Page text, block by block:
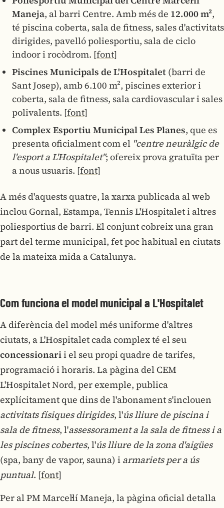
Maneja, al barri Centre. Amb més de 12.000 m²,
té piscina coberta, sala de fitness, sales d'activitats
dirigides, pavelló poliesportiu, sala de ciclo
indoor i rocòdrom. [font]
Piscines Municipals de L'Hospitalet (barri de
Sant Josep), amb 6.100 m², piscines exterior i
coberta, sala de fitness, sala cardiovascular i sales
polivalents. [font]
Complex Esportiu Municipal Les Planes, que es
presenta oficialment com el "centre neuràlgic de
l'esport a L'Hospitalet"; ofereix prova gratuïta per
a nous usuaris. [font]
A més d'aquests quatre, la xarxa publicada al web
inclou Gornal, Estampa, Tennis L'Hospitalet i altres
poliesportius de barri. El conjunt cobreix una gran
part del terme municipal, fet poc habitual en ciutats
de la mateixa mida a Catalunya.
Com funciona el model municipal a L'Hospitalet
A diferència del model més uniforme d'altres
ciutats, a L'Hospitalet cada complex té el seu
concessionarii el seu propi quadre de tarifes,
programació i horaris. La pàgina del CEM
L'Hospitalet Nord, per exemple, publica
explícitament que dins de l'abonament s'inclouen
activitats físiques dirigides, l'ús lliure de piscina i
sala de fitness, l'assessorament a la sala de fitness i a
les piscines cobertes, l'ús lliure de la zona d'aigües
(spa, bany de vapor, sauna) i armariets per a ús
puntual. [font]
Per al PM Marcel·lí Maneja, la pàgina oficial detalla